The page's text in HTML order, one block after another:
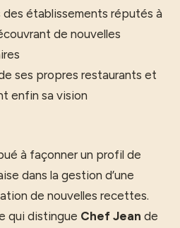
des établissements réputés à
de nouvelles
ses propres restaurants et
enfin sa vision
à façonner un profil de
dans la gestion d’une
de nouvelles recettes.
qui distingue Chef Jean de